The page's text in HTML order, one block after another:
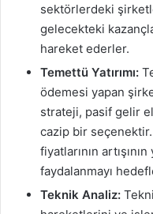
sektörlerdeki
gelecekteki
hareket ederler.
Temettü Yatırımı:
ödemesi yapan
strateji, pasif gelir
cazip bir seçenektir.
fiyatlarının
faydalanmayı
Teknik Analiz: